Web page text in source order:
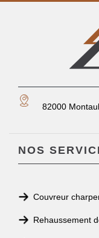
82000
NOS
Couvreur
Rehaussement